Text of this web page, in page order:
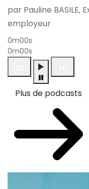
par Pauline
employeur
0m00s
0m00s
Plus de podcasts